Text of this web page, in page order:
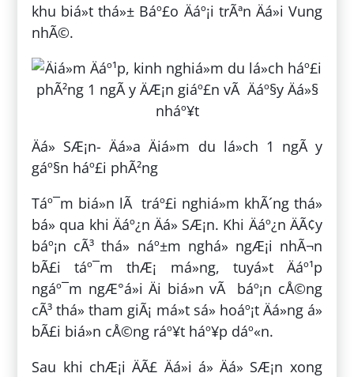
khu biá»t thá»± Báº£o Äáº¡i trÃªn Äá»i Vung
nhÃ©.
Äá» SÆ¡n- Äá»a Äiá»m du lá»ch 1 ngÃ y
gáº§n háº£i phÃ²ng
Táº¯m biá»n lÃ tráº£i nghiá»m khÃ´ng thá»
bá» qua khi Äáº¿n Äá» SÆ¡n. Khi Äáº¿n ÄÃ¢y
báº¡n cÃ³ thá» náº±m nghá» ngÆ¡i nhÃ¬n
bÃ£i táº¯m thÆ¡ má»ng, tuyá»t Äáº¹p
ngáº¯m ngÆ°á»i Äi biá»n vÃ báº¡n cÅ©ng
cÃ³ thá» tham giÃ¡ má»t sá» hoáº¡t Äá»ng á»
bÃ£i biá»n cÅ©ng ráº¥t háº¥p dáº«n.
Sau khi chÆ¡i ÄÃ£ Äá»i á» Äá» SÆ¡n xong